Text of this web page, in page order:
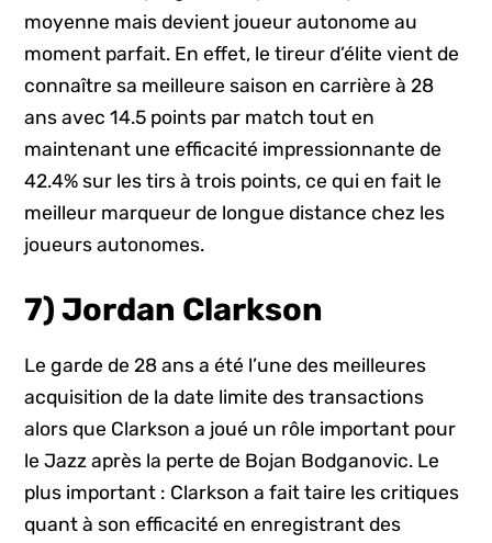
moyenne mais devient joueur autonome au
moment parfait. En effet, le tireur d’élite vient de
connaître sa meilleure saison en carrière à 28
ans avec 14.5 points par match tout en
maintenant une efficacité impressionnante de
42.4% sur les tirs à trois points, ce qui en fait le
meilleur marqueur de longue distance chez les
joueurs autonomes.
7) Jordan Clarkson
Le garde de 28 ans a été l’une des meilleures
acquisition de la date limite des transactions
alors que Clarkson a joué un rôle important pour
le Jazz après la perte de Bojan Bodganovic. Le
plus important : Clarkson a fait taire les critiques
quant à son efficacité en enregistrant des